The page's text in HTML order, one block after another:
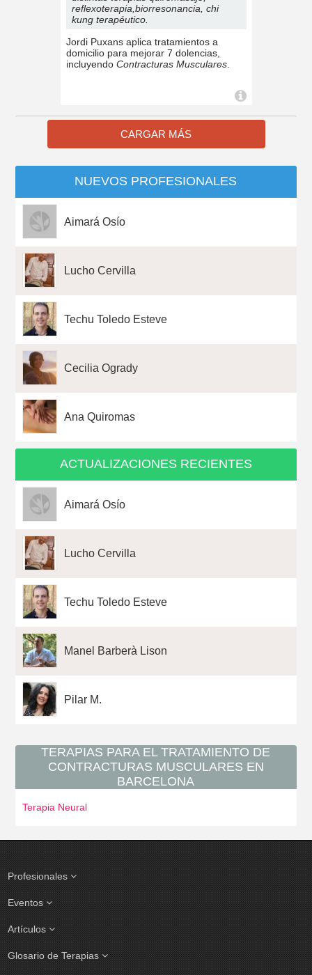
reflexoterapia,biorresonancia, chi
kung terapéutico.
Jordi Puxans aplica tratamientos a
domicilio para mejorar 7 dolencias,
incluyendo Contracturas Musculares.
CARGAR MÁS
NUEVOS PROFESIONALES
Aimará Osío
Lucho Cervilla
Techu Toledo Esteve
Cecilia Ogrady
Ana Quiromas
ACTUALIZACIONES RECIENTES
Aimará Osío
Lucho Cervilla
Techu Toledo Esteve
Manel Barberà Lison
Pilar M.
TERAPIAS PARA EL TRATAMIENTO DE
CONTRACTURAS MUSCULARES EN
BARCELONA
Terapia Neural
Profesionales
Eventos
Artículos
Glosario de Terapias